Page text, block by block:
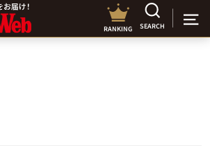
RANKING SEARCH